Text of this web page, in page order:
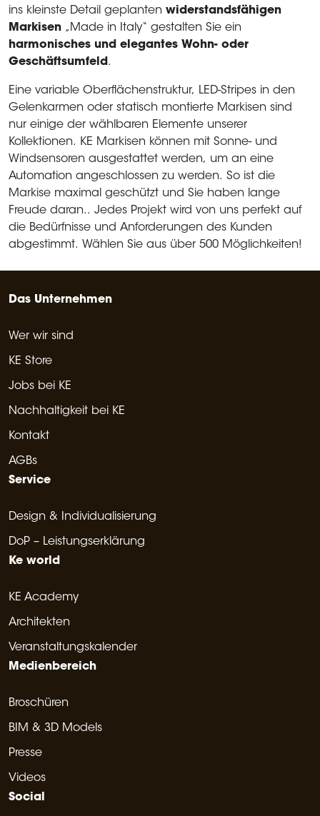
ins kleinste Detail geplanten widerstandsfähigen
Markisen „Made in Italy“ gestalten Sie ein
harmonisches und elegantes Wohn- oder
Geschäftsumfeld .
Eine variable Oberflächenstruktur, LED-Stripes in den
Gelenkarmen oder statisch montierte Markisen sind
nur einige der wählbaren Elemente unserer
Kollektionen. KE Markisen können mit Sonne- und
Windsensoren ausgestattet werden, um an eine
Automation angeschlossen zu werden. So ist die
Markise maximal geschützt und Sie haben lange
Freude daran.. Jedes Projekt wird von uns perfekt auf
die Bedürfnisse und Anforderungen des Kunden
abgestimmt. Wählen Sie aus über 500 Möglichkeiten!
Das Unternehmen
Wer wir sind
KE Store
Jobs bei KE
Nachhaltigkeit bei KE
Kontakt
AGBs
Service
Design & Individualisierung
DoP – Leistungserklärung
Ke world
KE Academy
Architekten
Veranstaltungskalender
Medienbereich
Broschüren
BIM & 3D Models
Presse
Videos
Social